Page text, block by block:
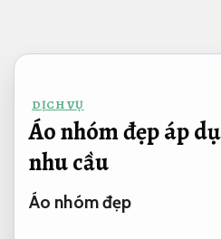
nội
DỊCH VỤ
Áo nhóm đẹp áp
nhu cầu
Áo nhóm đẹp